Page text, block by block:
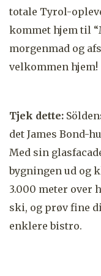
totale Tyrol-
kommet hjem til
morgenmad og
velkommen hjem!
Tjek dette:
det James Bond-
Med sin
bygningen ud og
3.000 meter over
ski, og prøv fine
enklere bistro.